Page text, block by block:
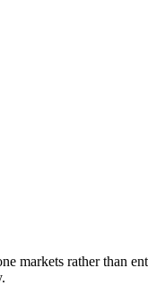
markets rather than